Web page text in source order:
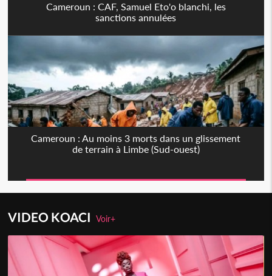
Cameroun : CAF, Samuel Eto'o blanchi, les
sanctions annulées
Cameroun : Au moins 3 morts dans un glissement
de terrain à Limbe (Sud-ouest)
VIDEO KOACIVoir+